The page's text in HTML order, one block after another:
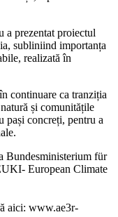
prezentat proiectul
subliniind importanța
realizată în
continuare ca tranziția
și comunitățile
pași concreți, pentru a
Bundesministerium für
European Climate
aici: www.ae3r-